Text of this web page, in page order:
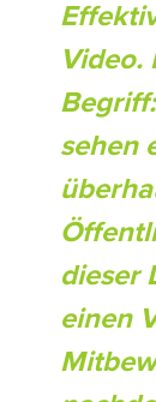
Video.
sehen
dieser
einen